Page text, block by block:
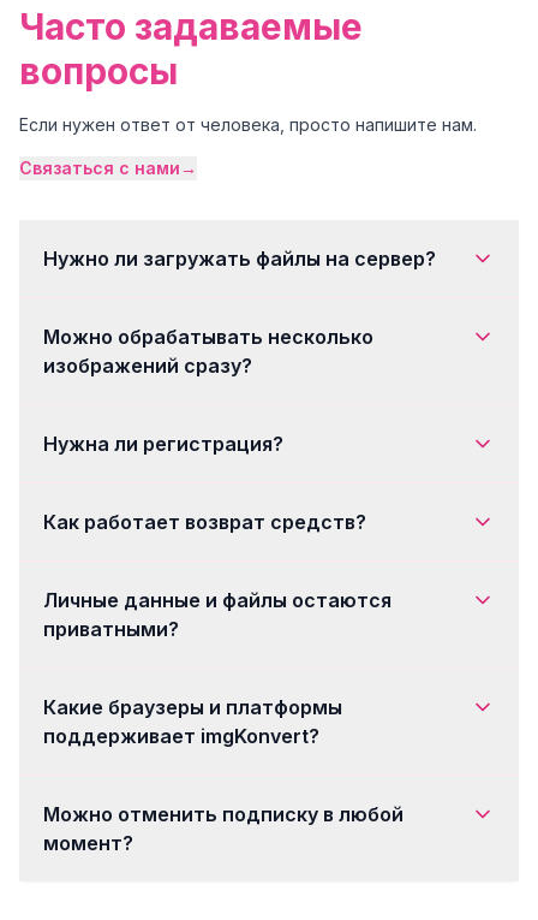
Часто задаваемые
вопросы
Если нужен ответ от человека, просто напишите нам.
Связаться с нами→
Нужно ли загружать файлы на сервер?
Можно обрабатывать несколько
изображений сразу?
Нужна ли регистрация?
Как работает возврат средств?
Личные данные и файлы остаются
приватными?
Какие браузеры и платформы
поддерживает imgKonvert?
Можно отменить подписку в любой
момент?